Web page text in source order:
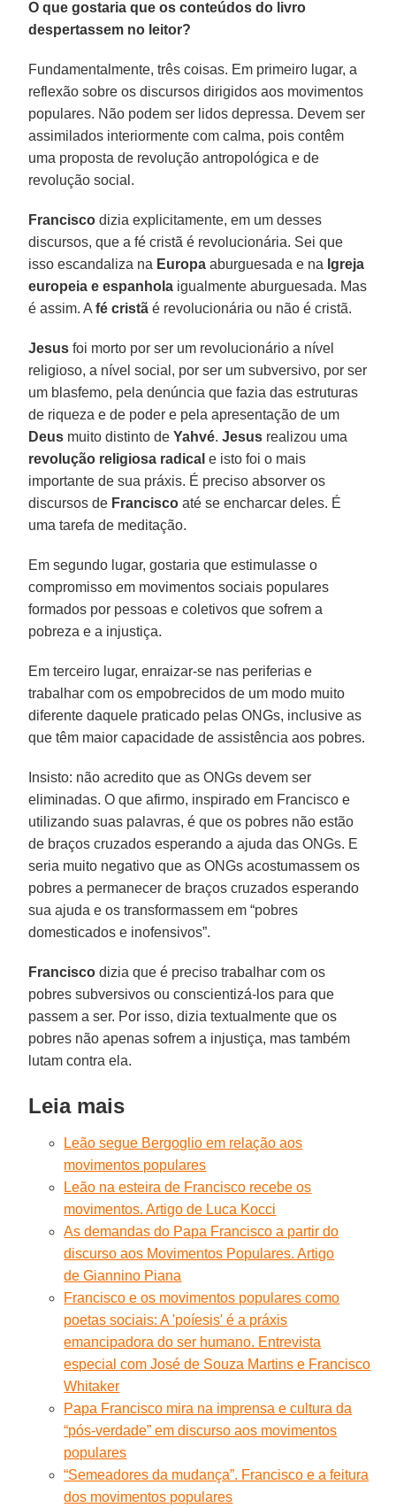
O que gostaria que os conteúdos do livro
despertassem no leitor?
Fundamentalmente, três coisas. Em primeiro lugar, a
reflexão sobre os discursos dirigidos aos movimentos
populares. Não podem ser lidos depressa. Devem ser
assimilados interiormente com calma, pois contêm
uma proposta de revolução antropológica e de
revolução social.
Francisco dizia explicitamente, em um desses
discursos, que a fé cristã é revolucionária. Sei que
isso escandaliza na Europa aburguesada e na Igreja
europeia e espanhola igualmente aburguesada. Mas
é assim. Afé cristã é revolucionária ou não é cristã.
Jesus foi morto por ser um revolucionário a nível
religioso, a nível social, por ser um subversivo, por ser
um blasfemo, pela denúncia que fazia das estruturas
de riqueza e de poder e pela apresentação de um
Deus muito distinto de Yahvé.Jesus realizou uma
revolução religiosa radical e isto foi o mais
importante de sua práxis. É preciso absorver os
discursos de Francisco até se encharcar deles. É
uma tarefa de meditação.
Em segundo lugar, gostaria que estimulasse o
compromisso em movimentos sociais populares
formados por pessoas e coletivos que sofrem a
pobreza e a injustiça.
Em terceiro lugar, enraizar-se nas periferias e
trabalhar com os empobrecidos de um modo muito
diferente daquele praticado pelas ONGs, inclusive as
que têm maior capacidade de assistência aos pobres.
Insisto: não acredito que as ONGs devem ser
eliminadas. O que afirmo, inspirado em Francisco e
utilizando suas palavras, é que os pobres não estão
de braços cruzados esperando a ajuda das ONGs. E
seria muito negativo que as ONGs acostumassem os
pobres a permanecer de braços cruzados esperando
sua ajuda e os transformassem em “pobres
domesticados e inofensivos”.
Francisco dizia que é preciso trabalhar com os
pobres subversivos ou conscientizá-los para que
passem a ser. Por isso, dizia textualmente que os
pobres não apenas sofrem a injustiça, mas também
lutam contra ela.
Leia mais
Leão segue Bergoglio em relação aos
movimentos populares
Leão na esteira de Francisco recebe os
movimentos. Artigo de Luca Kocci
As demandas do Papa Francisco a partir do
discurso aos Movimentos Populares. Artigo
de Giannino Piana
Francisco e os movimentos populares como
poetas sociais: A 'poíesis' é a práxis
emancipadora do ser humano. Entrevista
especial com José de Souza Martins e Francisco
Whitaker
Papa Francisco mira na imprensa e cultura da
“pós-verdade” em discurso aos movimentos
populares
“Semeadores da mudança”. Francisco e a feitura
dos movimentos populares